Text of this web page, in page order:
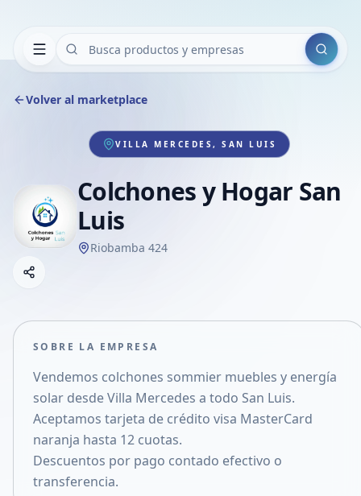
Buscar
Volver al marketplace
VILLA MERCEDES, SAN LUIS
Colchones y Hogar San
Luis
Riobamba 424
Compartir empresa
Compartir en X
SOBRE LA EMPRESA
Vendemos colchones sommier muebles y energía
solar desde Villa Mercedes a todo San Luis.
Aceptamos tarjeta de crédito visa MasterCard
naranja hasta 12 cuotas.
Descuentos por pago contado efectivo o
transferencia.